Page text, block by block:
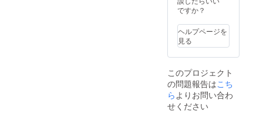
様との
法：詳
細は
メール
で連絡
す。
18:00-
・場
所：郡
山市中
央公民
・支援
者様の
交通費
や滞在
費：支
ですか？
ヘルプページを
見る
このプロジェクト
の問題報告はこち
ら よりお問い合わ
せください